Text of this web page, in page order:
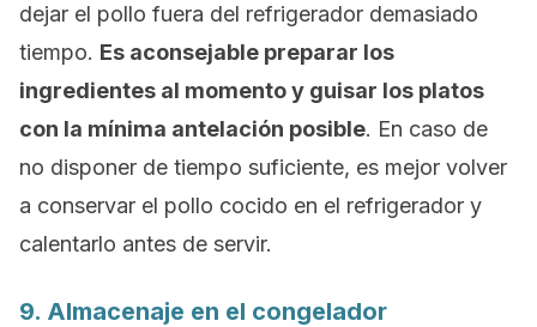
dejar el pollo fuera del refrigerador demasiado
tiempo. Es aconsejable preparar los
ingredientes al momento y guisar los platos
con la mínima antelación posible. En caso de
no disponer de tiempo suficiente, es mejor volver
a conservar el pollo cocido en el refrigerador y
calentarlo antes de servir.
9. Almacenaje en el congelador